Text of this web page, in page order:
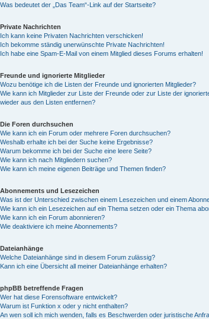
Was bedeutet der „Das Team“-Link auf der Startseite?
Private Nachrichten
Ich kann keine Privaten Nachrichten verschicken!
Ich bekomme ständig unerwünschte Private Nachrichten!
Ich habe eine Spam-E-Mail von einem Mitglied dieses Forums erhalten!
Freunde und ignorierte Mitglieder
Wozu benötige ich die Listen der Freunde und ignorierten Mitglieder?
Wie kann ich Mitglieder zur Liste der Freunde oder zur Liste der
wieder aus den Listen entfernen?
Die Foren durchsuchen
Wie kann ich ein Forum oder mehrere Foren durchsuchen?
Weshalb erhalte ich bei der Suche keine Ergebnisse?
Warum bekomme ich bei der Suche eine leere Seite?
Wie kann ich nach Mitgliedern suchen?
Wie kann ich meine eigenen Beiträge und Themen finden?
Abonnements und Lesezeichen
Was ist der Unterschied zwischen einem Lesezeichen und einem
Wie kann ich ein Lesezeichen auf ein Thema setzen oder ein Thema
Wie kann ich ein Forum abonnieren?
Wie deaktiviere ich meine Abonnements?
Dateianhänge
Welche Dateianhänge sind in diesem Forum zulässig?
Kann ich eine Übersicht all meiner Dateianhänge erhalten?
phpBB betreffende Fragen
Wer hat diese Forensoftware entwickelt?
Warum ist Funktion x oder y nicht enthalten?
An wen soll ich mich wenden, falls es Beschwerden oder juristische